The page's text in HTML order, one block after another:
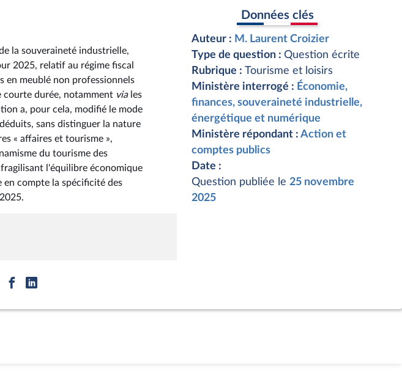
la souveraineté industrielle,
2025, relatif au régime fiscal
en meublé non professionnels
courte durée, notamment viales
a, pour cela, modifié le mode
sans distinguer la nature
« affaires et tourisme »,
du tourisme des
l'équilibre économique
en compte la spécificité des
Données clés
Auteur : M. Laurent Croizier
Type de question : Question écrite
Rubrique : Tourisme et loisirs
Ministère interrogé : Économie,
finances, souveraineté industrielle,
énergétique et numérique
Ministère répondant : Action et
comptes publics
Date :
Question publiée le 25 novembre
2025